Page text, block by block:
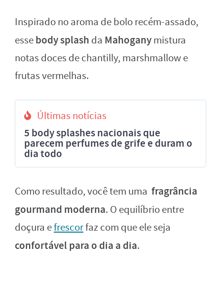
Inspirado no aroma de bolo recém-assado,
essebody splash da Mahoganymistura
notas doces de chantilly, marshmallow e
frutas vermelhas.
Últimas notícias
5 body splashes nacionais que
parecem perfumes de grife e duram o
dia todo
Como resultado, você tem uma fragrância
gourmand moderna. O equilíbrio entre
doçura efrescorfaz com que ele seja
confortável para o dia a dia.